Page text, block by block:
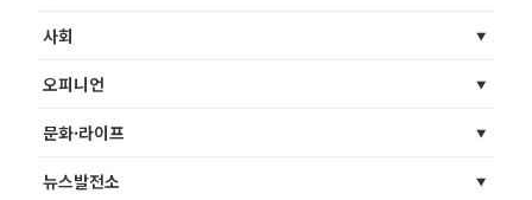
사회
오피니언
문화·라이프
뉴스발전소